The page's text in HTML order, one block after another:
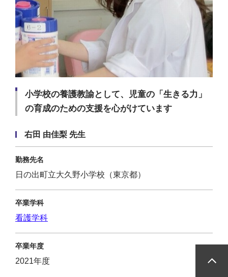
小学校の養護教諭として、児童の「生きる力」
の育成のための支援を心がけています
右田 由佳梨 先生
勤務先名
日の出町立大久野小学校（東京都）
卒業学科
看護学科
卒業年度
2021年度